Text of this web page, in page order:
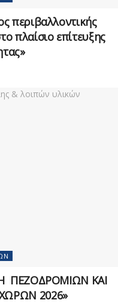
περιβαλλοντικής
πλαίσιο επίτευξης
ΠΕΖΟΔΡΟΜΙΩΝ ΚΑΙ
2026»